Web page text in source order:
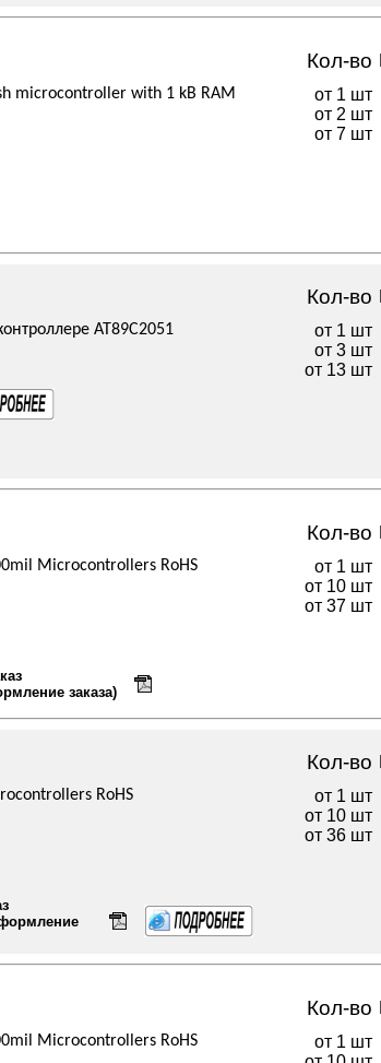
microcontroller with 1 kB RAM
Кол-во
от 1 шт
от 2 шт
от 7 шт
AT89C2051
Кол-во
от 1 шт
от 3 шт
от 13 шт
Microcontrollers RoHS
заказа)
Кол-во
от 1 шт
от 10 шт
от 37 шт
RoHS
Кол-во
от 1 шт
от 10 шт
от 36 шт
Microcontrollers RoHS
Кол-во
от 1 шт